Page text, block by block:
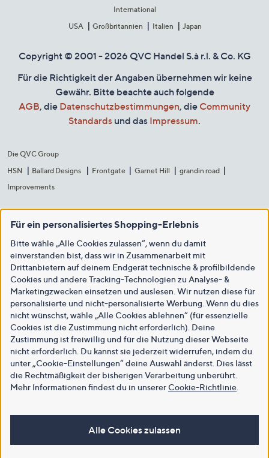
International
USA
Großbritannien Italien Japan
Copyright © 2001 - 2026 QVC Handel S.à r.l. & Co. KG
Für die Richtigkeit der Angaben übernehmen wir keine
Gewähr. Bitte beachte auch folgende
AGB, die Datenschutzbestimmungen, die Community
Standards und das Impressum.
Die QVC Group
HSN
Ballard Designs Frontgate Garnet Hill
grandin road
Improvements
Für ein personalisiertes Shopping-Erlebnis
Bitte wähle „Alle Cookies zulassen“, wenn du damit
einverstanden bist, dass wir in Zusammenarbeit mit
Drittanbietern auf deinem Endgerät technische & profilbildende
Cookies und andere Tracking-Technologien zu Analyse- &
Marketingzwecken einsetzen und auslesen. Wir nutzen diese für
personalisierte und nicht-personalisierte Werbung. Wenn du dies
nicht wünschst, wähle „Alle Cookies ablehnen“ (für essenzielle
Cookies ist die Zustimmung nicht erforderlich). Deine
Zustimmung ist freiwillig und für die Nutzung dieser Webseite
nicht erforderlich. Du kannst sie jederzeit widerrufen, indem du
unter „Cookie-Einstellungen“ deine Auswahl änderst. Dies lässt
die Rechtmäßigkeit der bisherigen Verarbeitung unberührt.
Mehr Informationen findest du in unsererCookie-Richtlinie
Alle Cookies zulassen